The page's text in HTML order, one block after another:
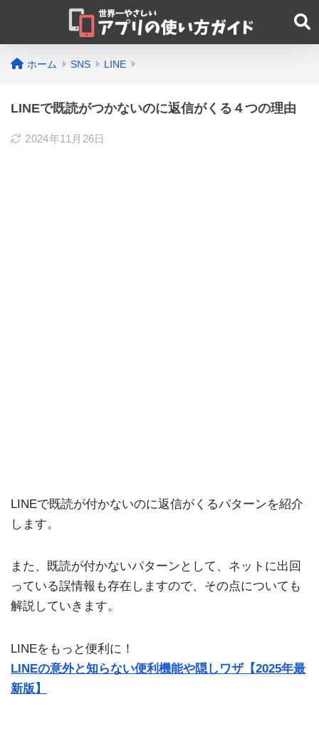
ホーム SNS LINE
LINEで既読がつかないのに返信がくる４つの理由
2024年11月26日
LINEで既読が付かないのに返信がくるパターンを紹介
します。
また、既読が付かないパターンとして、ネットに出回
っている誤情報も存在しますので、その点についても
解説していきます。
LINEをもっと便利に！
LINEの意外と知らない便利機能や隠しワザ【2025年最
新版】